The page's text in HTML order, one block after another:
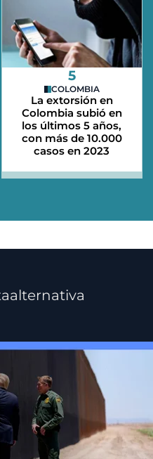
5
COLOMBIA
La extorsión en
Colombia subió en
los últimos 5 años,
con más de 10.000
casos en 2023